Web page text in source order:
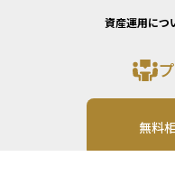
資産運用につ
無料